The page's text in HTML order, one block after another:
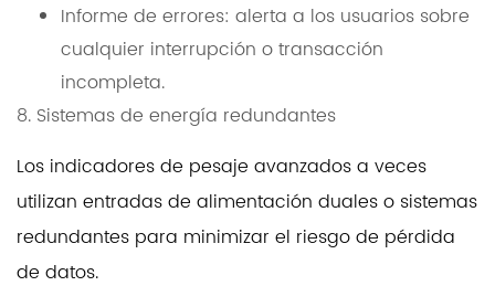
Informe de errores: alerta a los usuarios sobre
cualquier interrupción o transacción
incompleta.
8. Sistemas de energía redundantes
Los indicadores de pesaje avanzados a veces
utilizan entradas de alimentación duales o sistemas
redundantes para minimizar el riesgo de pérdida
de datos.